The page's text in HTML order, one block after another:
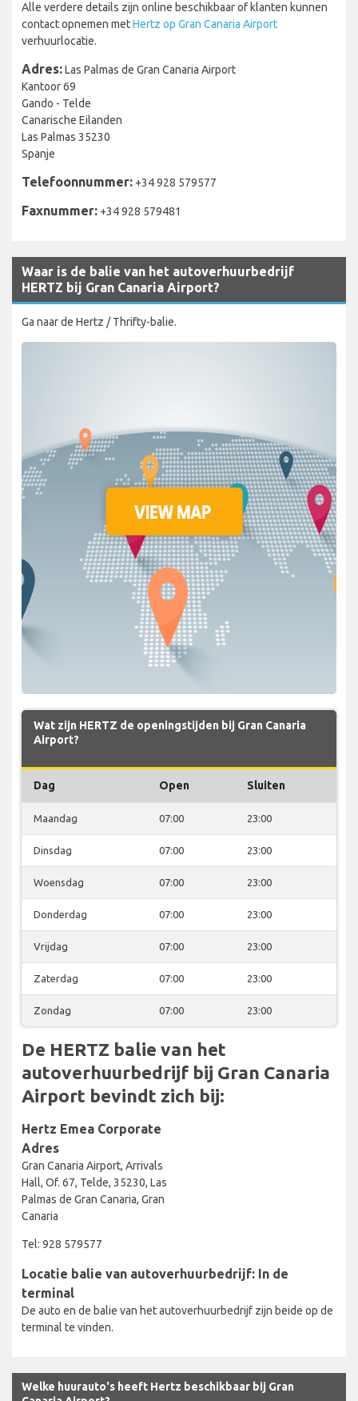
Alle verdere details zijn online beschikbaar of klanten kunnen
contact opnemen metHertz op Gran Canaria Airport
verhuurlocatie.
Adres:Las Palmas de Gran Canaria Airport
Kantoor 69
Gando - Telde
Canarische Eilanden
Las Palmas 35230
Spanje
Telefoonnummer: +34 928 579577
Faxnummer: +34 928 579481
Waar is de balie van het autoverhuurbedrijf
HERTZ bij Gran Canaria Airport?
Ga naar de Hertz / Thrifty-balie.
Wat zijn HERTZ de openingstijden bij Gran Canaria
Airport?
Dag Open Sluiten
Maandag 07:00 23:00
Dinsdag 07:00 23:00
Woensdag 07:00 23:00
Donderdag 07:00 23:00
Vrijdag 07:00 23:00
Zaterdag 07:00 23:00
Zondag 07:00 23:00
De HERTZ balie van het
autoverhuurbedrijf bij Gran Canaria
Airport bevindt zich bij:
Hertz Emea Corporate
Adres
Gran Canaria Airport, Arrivals
Hall, Of. 67, Telde, 35230, Las
Palmas de Gran Canaria, Gran
Canaria
Tel: 928 579577
Locatie balie van autoverhuurbedrijf: In de
terminal
De auto en de balie van het autoverhuurbedrijf zijn beide op de
terminal te vinden.
Welke huurauto's heeft Hertz beschikbaar bij Gran